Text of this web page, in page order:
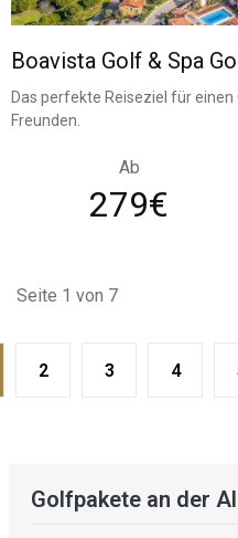
Golfpakete an der
Boavista Golf & Spa
Das perfekte Reiseziel für
Freunden.
Ab
279€
Seite 1 von 7
2 3 4